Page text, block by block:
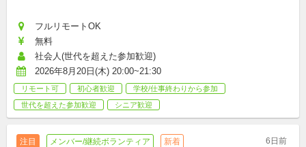
フルリモートOK
無料
社会人(世代を超えた参加歓迎)
2026年8月20日(木) 20:00~21:30
リモート可 初心者歓迎
学校/仕事終わりから参加
世代を超えた参加歓迎
シニア歓迎
注目 メンバー/継続ボランティア 新着 6日前